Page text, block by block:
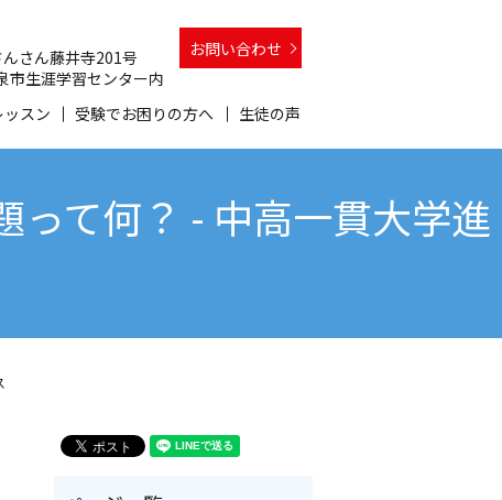
スン 受験でお困りの方へ 生徒の声
さん藤井寺201号
生涯学習センター内
お問い合わせ
て何？ - 中高一貫大学進